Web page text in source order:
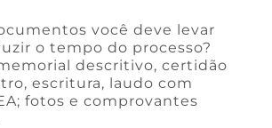
você deve levar
o tempo do processo?
descritivo, certidão
escritura, laudo com
fotos e comprovantes